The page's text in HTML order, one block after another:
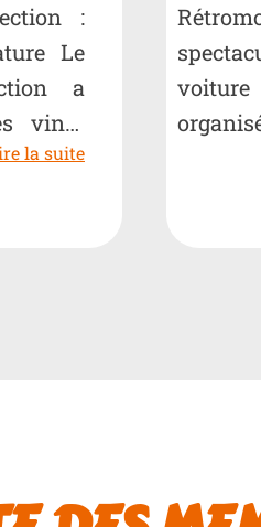
:
Le
a
vingt
la suite
voiture